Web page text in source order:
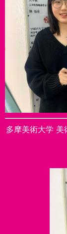
多摩美術大学